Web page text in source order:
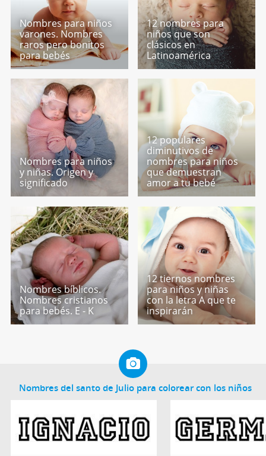
Nombres para niños
varones. Nombres
raros pero bonitos
para bebés
12 nombres para
niños que son
clásicos en
Latinoamérica
Nombres para niños
y niñas. Origen y
significado
12 populares
diminutivos de
nombres para niños
que demuestran
amor a tu bebé
Nombres bíblicos.
Nombres cristianos
para bebés. E - K
12 tiernos nombres
para niños y niñas
con la letra A que te
inspirarán
Nombres del santo de Julio para colorear con los niños